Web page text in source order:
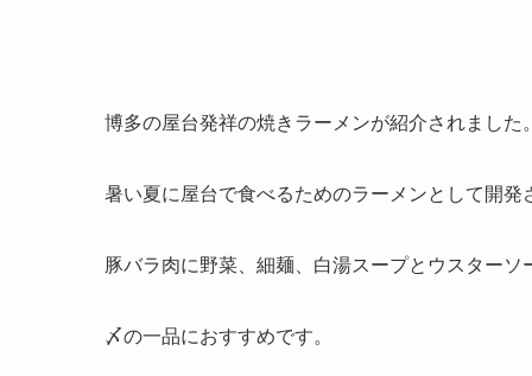
博多の屋台発祥の焼きラーメンが紹介されました。
暑い夏に屋台で食べるためのラーメンとして開発
豚バラ肉に野菜、細麺、白湯スープとウスターソ
〆の一品におすすめです。